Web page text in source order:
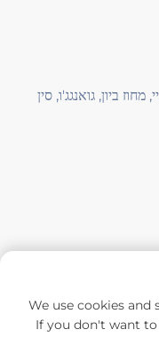
הירשמו
We use cookies
If you don't want to